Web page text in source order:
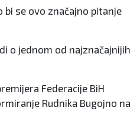
se ovo značajno pitanje
o jednom od najznačajnijih
Federacije BiH
Rudnika Bugojno na